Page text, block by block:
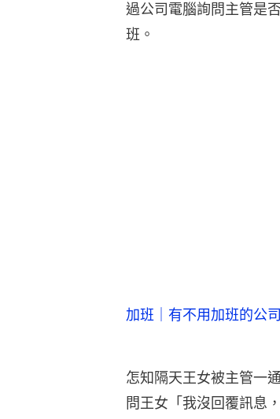
過公司電腦詢問主管是
班。
加班｜有不用加班的公
怎知隔天王女被主管一
問王女「我沒回覆訊息